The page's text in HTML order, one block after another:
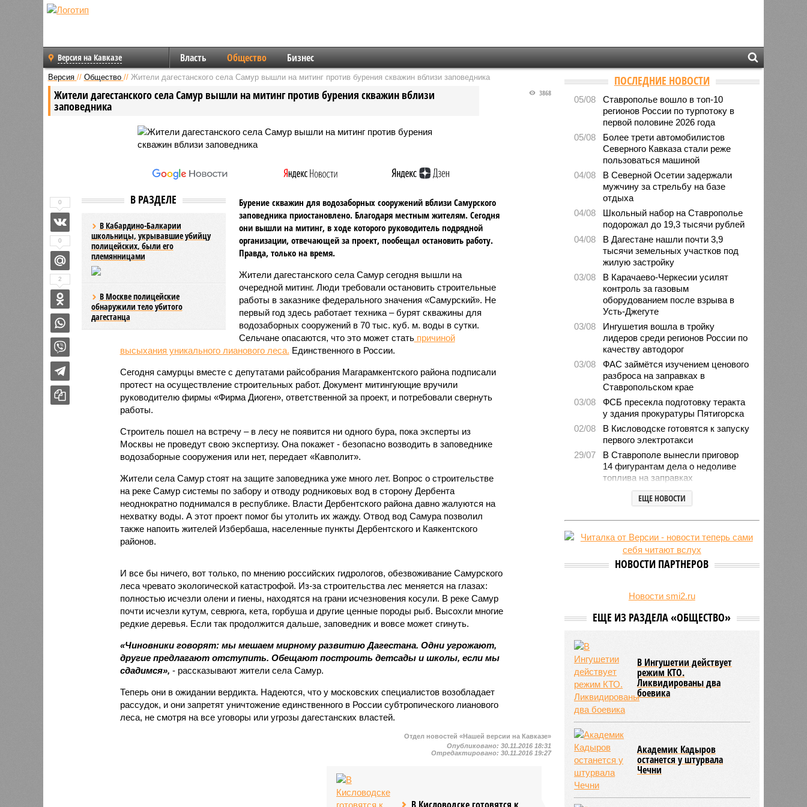
Версия на Кавказе Власть Общество Бизнес
Версия // Общество // Жители дагестанского села Самур вышли на митинг против бурения скважин вблизи заповедника
Жители дагестанского села Самур вышли на митинг против бурения скважин вблизи
заповедника
3868
В РАЗДЕЛЕ
В Кабардино-Балкарии
школьницы, укрывавшие убийцу
полицейских, были его
племянницами
В Москве полицейские
обнаружили тело убитого
дагестанца
Бурение скважин для водозаборных сооружений вблизи Самурского
заповедника приостановлено. Благодаря местным жителям. Сегодня
они вышли на митинг, в ходе которого руководитель подрядной
организации, отвечающей за проект, пообещал остановить работу.
Правда, только на время.
Жители дагестанского села Самур сегодня вышли на
очередной митинг. Люди требовали остановить строительные
работы в заказнике федерального значения «Самурский». Не
первый год здесь работает техника – бурят скважины для
водозаборных сооружений в 70 тыс. куб. м. воды в сутки.
Сельчане опасаются, что это может статьпричиной
высыхания уникального лианового леса. Единственного в России.
Сегодня самурцы вместе с депутатами райсобрания Магарамкентского района подписали
протест на осуществление строительных работ. Документ митингующие вручили
руководителю фирмы «Фирма Диоген», ответственной за проект, и потребовали свернуть
работы.
Строитель пошел на встречу – в лесу не появится ни одного бура, пока эксперты из
Москвы не проведут свою экспертизу. Она покажет - безопасно возводить в заповеднике
водозаборные сооружения или нет, передает «Кавполит».
Жители села Самур стоят на защите заповедника уже много лет. Вопрос о строительстве
на реке Самур системы по забору и отводу родниковых вод в сторону Дербента
неоднократно поднимался в республике. Власти Дербентского района давно жалуются на
нехватку воды. А этот проект помог бы утолить их жажду. Отвод вод Самура позволил
также напоить жителей Избербаша, населенные пункты Дербентского и Каякентского
районов.
И все бы ничего, вот только, по мнению российских гидрологов, обезвоживание Самурского
леса чревато экологической катастрофой. Из-за строительства лес меняется на глазах:
полностью исчезли олени и гиены, находятся на грани исчезновения косули. В реке Самур
почти исчезли кутум, севрюга, кета, горбуша и другие ценные породы рыб. Высохли многие
редкие деревья. Если так продолжится дальше, заповедник и вовсе может сгинуть.
«Чиновники говорят: мы мешаем мирному развитию Дагестана. Одни угрожают,
другие предлагают отступить. Обещают построить детсады и школы, если мы
сдадимся», - рассказывают жители села Самур.
Теперь они в ожидании вердикта. Надеются, что у московских специалистов возобладает
рассудок, и они запретят уничтожение единственного в России субтропического лианового
леса, не смотря на все уговоры или угрозы дагестанских властей.
0
0
2
Отдел новостей «Нашей версии на Кавказе»
Опубликовано:30.11.2016 18:31
Отредактировано:30.11.2016 19:27
В Кисловодске готовятся к
ПОСЛЕДНИЕ НОВОСТИ
05/08
Ставрополье вошло в топ-10
регионов России по турпотоку в
первой половине 2026 года
05/08
Более трети автомобилистов
Северного Кавказа стали реже
пользоваться машиной
04/08
В Северной Осетии задержали
мужчину за стрельбу на базе
отдыха
04/08
Школьный набор на Ставрополье
подорожал до 19,3 тысячи рублей
04/08
В Дагестане нашли почти 3,9
тысячи земельных участков под
жилую застройку
03/08
В Карачаево-Черкесии усилят
контроль за газовым
оборудованием после взрыва в
Усть-Джегуте
03/08
Ингушетия вошла в тройку
лидеров среди регионов России по
качеству автодорог
03/08
ФАС займётся изучением ценового
разброса на заправках в
Ставропольском крае
03/08
ФСБ пресекла подготовку теракта
у здания прокуратуры Пятигорска
02/08
В Кисловодске готовятся к запуску
первого электротакси
29/07
В Ставрополе вынесли приговор
14 фигурантам дела о недоливе
топлива на заправках
Продажи подержанных авто в
СКФО сократились в 2026 году
28/07
Авиалесоохрана предупредила о
на Северном Кавказе в августе
Кисловодский пляж стал первым
на Ставрополье обладателем
Республики СКФО замкнули
обороту розничной торговли
ЕЩЕ НОВОСТИ
НОВОСТИ ПАРТНЕРОВ
Новости smi2.ru
ЕЩЕ ИЗ РАЗДЕЛА «ОБЩЕСТВО»
В Ингушетии действует
режим КТО.
Ликвидированы два
боевика
Академик Кадыров
останется у штурвала
Чечни